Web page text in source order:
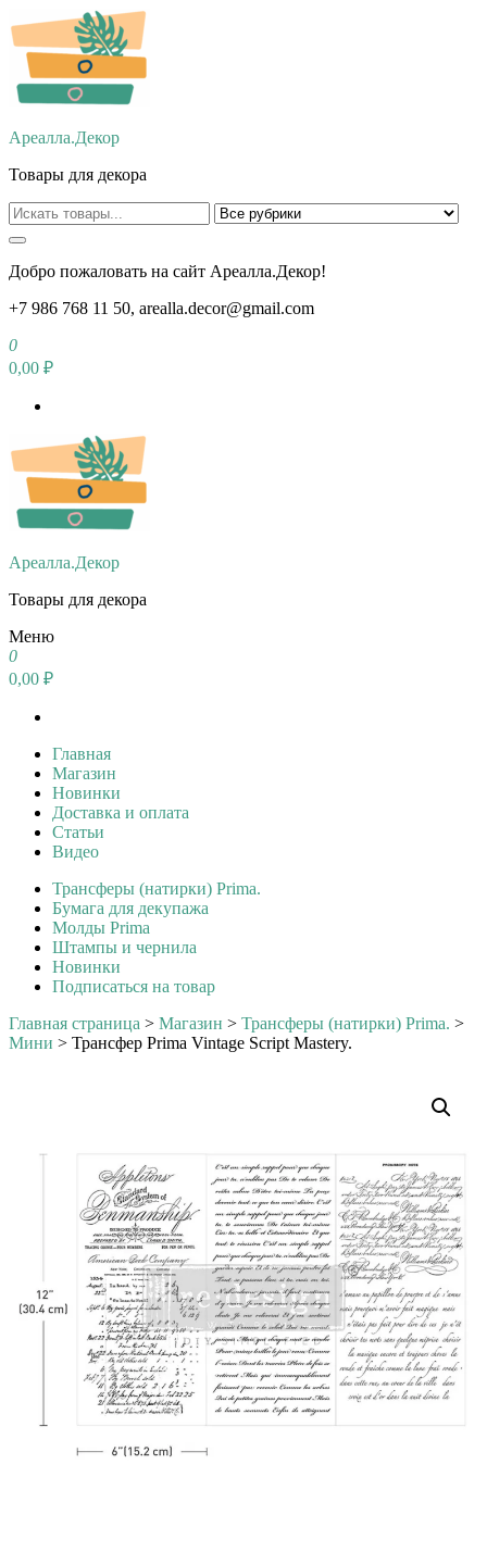
Перейти
к
содержимому
Ареалла.Декор
Товары для декора
Добро пожаловать на сайт Ареалла.Декор!
+7 986 768 11 50, arealla.decor@gmail.com
0
0,00 ₽
Ареалла.Декор
Товары для декора
Меню
0
0,00 ₽
Главная
Магазин
Новинки
Доставка и оплата
Статьи
Видео
Трансферы (натирки) Prima.
Бумага для декупажа
Молды Prima
Штампы и чернила
Новинки
Подписаться на товар
Главная страница > Магазин > Трансферы (натирки) Prima. >
Мини > Трансфер Prima Vintage Script Mastery.